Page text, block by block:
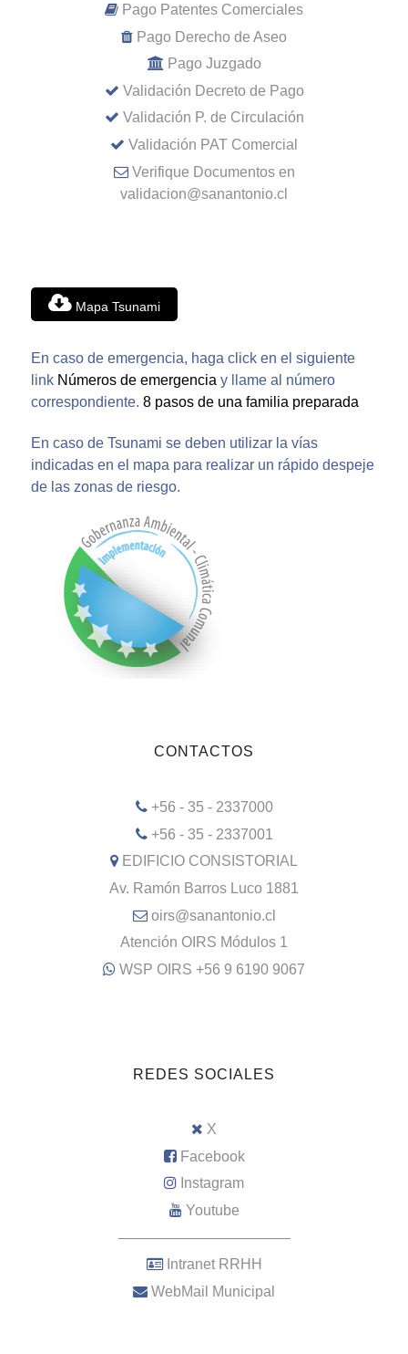
Pago Patentes Comerciales
Pago Derecho de Aseo
Pago Juzgado
Validación Decreto de Pago
Validación P. de Circulación
Validación PAT Comercial
Verifique Documentos en
validacion@sanantonio.cl
Mapa Tsunami
En caso de emergencia, haga click en el siguiente
link Números de emergencia y llame al número
correspondiente. 8 pasos de una familia preparada
En caso de Tsunami se deben utilizar la vías
indicadas en el mapa para realizar un rápido despeje
de las zonas de riesgo.
CONTACTOS
+56 - 35 - 2337000
+56 - 35 - 2337001
EDIFICIO CONSISTORIAL
Av. Ramón Barros Luco 1881
oirs@sanantonio.cl
Atención OIRS Módulos 1
WSP OIRS +56 9 6190 9067
REDES SOCIALES
X
Facebook
Instagram
Youtube
–––––––––––––––––––––
Intranet RRHH
WebMail Municipal